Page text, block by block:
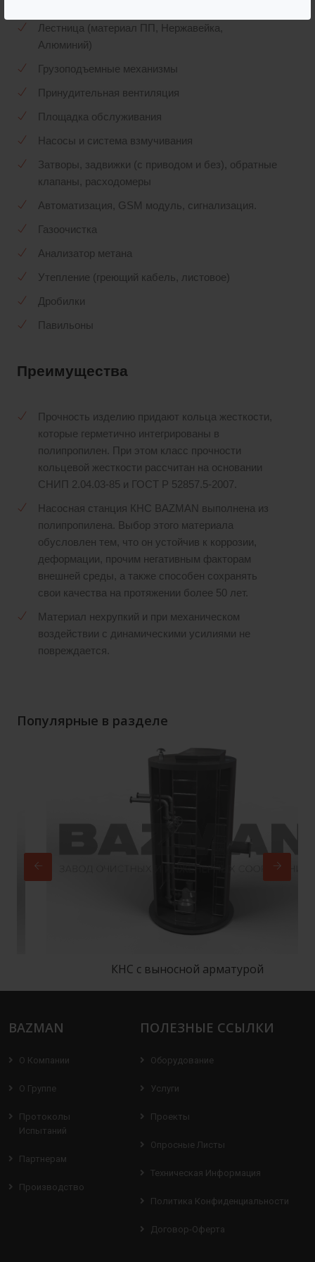
Лестница (материал ПП, Нержавейка,
Алюминий)
Грузоподъемные механизмы
Принудительная вентиляция
Площадка обслуживания
Насосы и система взмучивания
Затворы, задвижки (с приводом и без), обратные
клапаны, расходомеры
Автоматизация, GSМ модуль, сигнализация.
Газоочистка
Анализатор метана
Утепление (греющий кабель, листовое)
Дробилки
Павильоны
Преимущества
Прочность изделию придают кольца жесткости,
которые герметично интегрированы в
полипропилен. При этом класс прочности
кольцевой жесткости рассчитан на основании
СНИП 2.04.03-85 и ГОСТ Р 52857.5-2007.
Насосная станция КНС BAZMAN выполнена из
полипропилена. Выбор этого материала
обусловлен тем, что он устойчив к коррозии,
деформации, прочим негативным факторам
внешней среды, а также способен сохранять
свои качества на протяжении более 50 лет.
Материал нехрупкий и при механическом
воздействии с динамическими усилиями не
повреждается.
Популярные в разделе
КНС с выносной арматурой
BAZMAN
О Компании
О Группе
Протоколы
Испытаний
Партнерам
Производство
ПОЛЕЗНЫЕ ССЫЛКИ
Оборудование
Услуги
Проекты
Опросные Листы
Техническая Информация
Политика Конфиденциальности
Договор-Оферта